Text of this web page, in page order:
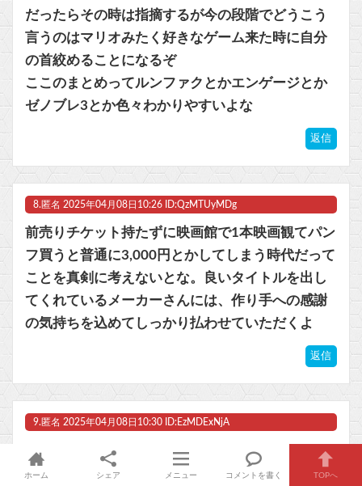
だったらその時は指摘するが今の段階でどうこう
言うのはマリオみたく好きなゲーム来た時に自分
の首絞めることになるぞ
ここのまとめってルンファクとかエンゲージとか
ゼノブレ3とか色々わかりやすいよな
返信
8. 匿名 2025年04月08日10:26 ID:QzMTUyMDg
前売りチケット持たずに映画館で1本映画観てパン
フ買うと普通に3,000円とかしてしまう時代だって
ことを真剣に考えないとな。良いタイトルを出し
てくれているメーカーさんには、作り手への感謝
の気持ちを込めてしっかり払わせていただくよ
返信
9. 匿名 2025年04月08日10:30 ID:EzMDExNjA
※1
それは出会ったゲームが全て良作だった場合の空
ホーム シェア メニュー コメントを書く TOPへ